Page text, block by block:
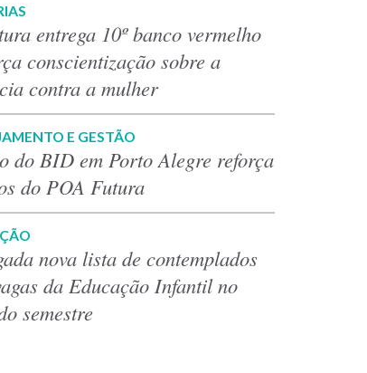
entrega 10º banco vermelho
conscientização sobre a
contra a mulher
E GESTÃO
do BID em Porto Alegre reforça
do POA Futura
nova lista de contemplados
da Educação Infantil no
semestre